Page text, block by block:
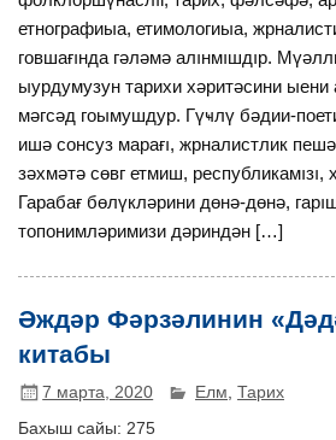
етнографиыа, етимологиыа,
говшағıнда гəлəмə алıнмıшдıр.
ыурдумузун тарихи хəритəсини ыени
мəгсəд гоымушдур. Гүҹлү бəдии-
ишə сонсуз марағı, жрналистлик
зəхмəтə сөвг етмиш, республикамıзı,
Гарабағ бөлүклəрини дөнə-дөнə,
топонимлəримизи дəриндəн […]
Әждәр Фәрзәлинин
китабы
7 марта, 2020 Елм ,Тарих
Бахыш сайы: 275